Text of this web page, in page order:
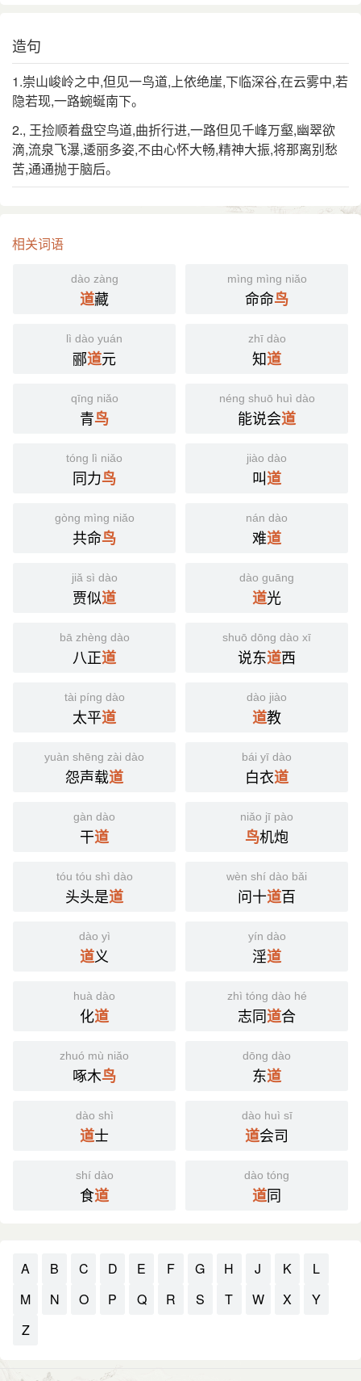
分字解释
niǎo
鸟
dào
道
造句
1.崇山峻岭之中,但见一鸟道,上依绝崖,下临深谷,在云雾中,若
隐若现,一路蜿蜒南下。
2., 王捡顺着盘空鸟道,曲折行进,一路但见千峰万壑,幽翠欲
滴,流泉飞瀑,逶丽多姿,不由心怀大畅,精神大振,将那离别愁
苦,通通抛于脑后。
相关词语
dào zàng
道藏
mìng mìng niǎo
命命鸟
lì dào yuán
郦道元
zhī dào
知道
qīng niǎo
青鸟
néng shuō huì dào
能说会道
tóng lì niǎo
同力鸟
jiào dào
叫道
gòng mìng niǎo
共命鸟
nán dào
难道
jiǎ sì dào
贾似道
dào guāng
道光
bā zhèng dào
八正道
shuō dōng dào xī
说东道西
tài píng dào
太平道
dào jiào
道教
yuàn shēng zài dào
怨声载道
bái yī dào
白衣道
gàn dào
干道
niǎo jī pào
鸟机炮
tóu tóu shì dào
头头是道
wèn shí dào bǎi
问十道百
dào yì
道义
yín dào
淫道
huà dào
化道
zhì tóng dào hé
志同道合
zhuó mù niǎo
啄木鸟
dōng dào
东道
dào shì
道士
dào huì sī
道会司
shí dào
食道
dào tóng
道同
A B C D E F G H J K
L
M
N O P Q R S T W X
Y
Z